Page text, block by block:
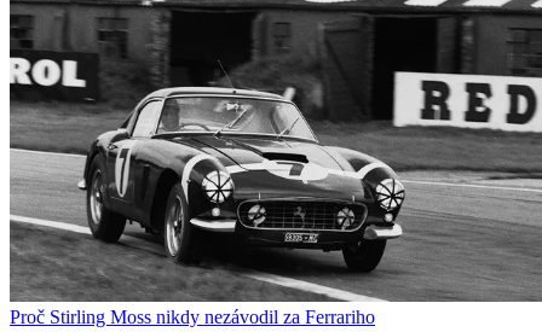
Proč Stirling Moss nikdy nezávodil za Ferrariho